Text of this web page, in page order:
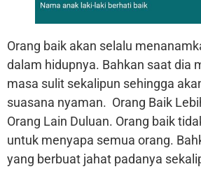
Orang baik akan selalu
dalam hidupnya. Bahkan saat dia
masa sulit sekalipun sehingga
suasana nyaman. Orang Baik
Orang Lain Duluan. Orang baik
untuk menyapa semua orang.
yang berbuat jahat padanya